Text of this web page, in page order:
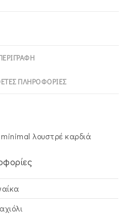
ΠΛΗΡΟΦΟΡΊΕΣ
λουστρέ καρδιά